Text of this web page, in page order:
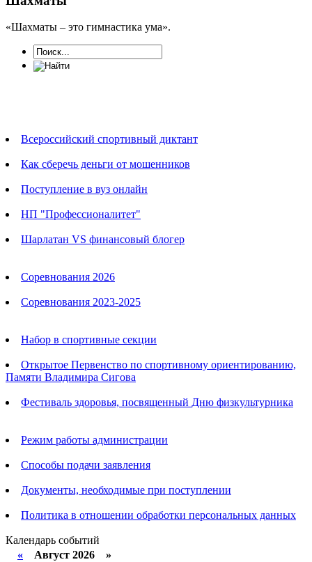
«Шахматы – это гимнастика ума».
Всероссийский спортивный диктант
Как сберечь деньги от мошенников
Поступление в вуз онлайн
НП "Профессионалитет"
Шарлатан VS финансовый блогер
Соревнования 2026
Соревнования 2023-2025
Набор в спортивные секции
Открытое Первенство по спортивному ориентированию,
Памяти Владимира Сигова
Фестиваль здоровья, посвященный Дню физкультурника
Режим работы администрации
Способы подачи заявления
Документы, необходимые при поступлении
Политика в отношении обработки персональных данных
Календарь событий
« Август 2026 »